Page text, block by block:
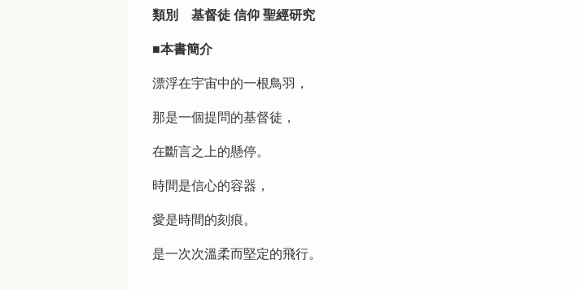
類別 基督徒 信仰 聖經研究
■本書簡介
漂浮在宇宙中的一根鳥羽，
那是一個提問的基督徒，
在斷言之上的懸停。
時間是信心的容器，
愛是時間的刻痕。
是一次次溫柔而堅定的飛行。